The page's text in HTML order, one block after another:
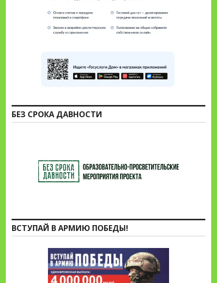
БЕЗ СРОКА ДАВНОСТИ
ВСТУПАЙ В АРМИЮ ПОБЕДЫ!